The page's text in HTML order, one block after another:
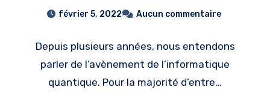
l’informatique quantique ?
février 5, 2022 Aucun commentaire
Depuis plusieurs années, nous entendons
parler de l’avènement de l’informatique
quantique. Pour la majorité d’entre…